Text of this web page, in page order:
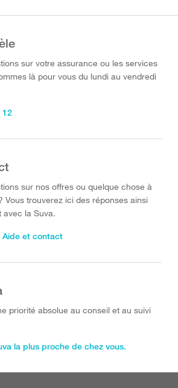
sur votre assurance ou les services
là pour vous du lundi au vendredi
12
sur nos offres ou quelque chose à
Vous trouverez ici des réponses ainsi
avec la Suva.
Aide et contact
priorité absolue au conseil et au suivi
la plus proche de chez vous.